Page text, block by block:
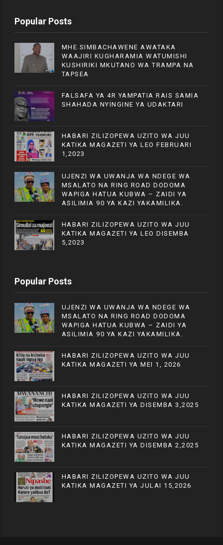
Popular Posts
MHE.SIMBACHAWENE AWATAKA
WAAJIRI KUGHARAMIA WATUMISHI
KUSHIRIKI MKUTANO WA TRAMPA NA
TAPSEA
FALSAFA YA 4R YAMPATIA RAIS SAMIA
SHAHADA NYINGINE YA UDAKTARI
HABARI ZILIZOPEWA UZITO WA JUU
KATIKA MAGAZETI YA LEO FEBRUARI
1,2023
UJENZI WA UWANJA WA NDEGE WA
MSALATO NA RING ROAD DODOMA
WAPIGA HATUA KUBWA – ZAIDI YA
ASILIMIA 90 YA KAZI YAKAMILIKA.
HABARI ZILIZOPEWA UZITO WA JUU
KATIKA MAGAZETI YA LEO DISEMBA
5,2023
Popular Posts
UJENZI WA UWANJA WA NDEGE WA
MSALATO NA RING ROAD DODOMA
WAPIGA HATUA KUBWA – ZAIDI YA
ASILIMIA 90 YA KAZI YAKAMILIKA.
HABARI ZILIZOPEWA UZITO WA JUU
KATIKA MAGAZETI YA MEI 1, 2026
HABARI ZILIZOPEWA UZITO WA JUU
KATIKA MAGAZETI YA DISEMBA 3,2025
HABARI ZILIZOPEWA UZITO WA JUU
KATIKA MAGAZETI YA DISEMBA 2,2025
HABARI ZILIZOPEWA UZITO WA JUU
KATIKA MAGAZETI YA JULAI 15,2026